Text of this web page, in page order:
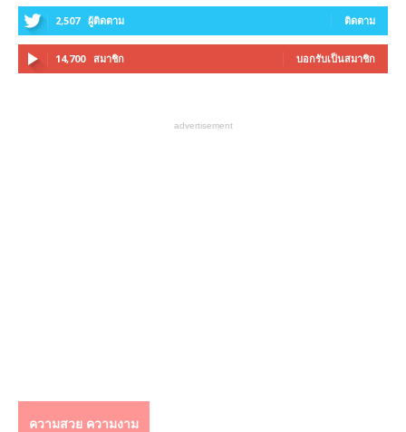
2,507 ผู้ติดตาม ติดตาม
14,700 สมาชิก บอกรับเป็นสมาชิก
advertisement
ความสวย ความงาม